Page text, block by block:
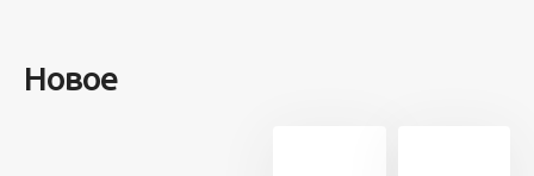
Новое
5 минут